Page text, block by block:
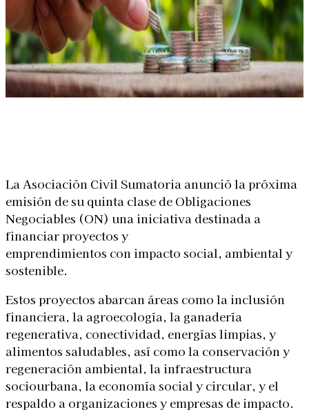
La Asociación Civil Sumatoria anunció la próxima
emisión de su quinta clase de Obligaciones
Negociables (ON) una iniciativa destinada a
financiar proyectos y
emprendimientos con impacto social, ambiental y
sostenible.
Estos proyectos abarcan áreas como la inclusión
financiera, la agroecología, la ganadería
regenerativa, conectividad, energías limpias, y
alimentos saludables, así como la conservación y
regeneración ambiental, la infraestructura
sociourbana, la economía social y circular, y el
respaldo a organizaciones y empresas de impacto.